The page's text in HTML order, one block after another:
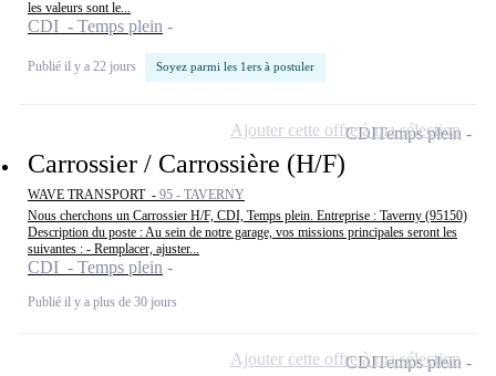
les valeurs sont le...
CDI - Temps plein
Publié il y a 22 jours Soyez parmi les 1ers à postuler
Carrossier / Carrossière (H/F)
WAVE TRANSPORT - 95 - TAVERNY
Nous cherchons un Carrossier H/F, CDI, Temps plein. Entreprise : Taverny (95150)
Description du poste : Au sein de notre garage, vos missions principales seront les
suivantes : - Remplacer, ajuster...
CDI - Temps plein
Publié il y a plus de 30 jours
CDITemps plein
Ajouter cette offre à ma sélection
CDITemps plein
Ajouter cette offre à ma sélection